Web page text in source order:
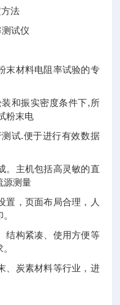
法
试仪
末材料电阻率试验的专
和振实密度条件下,所
粉末电
试.便于进行有效数据
。主机包括高灵敏的直
源测量
置，页面布局合理，人
结构紧凑、使用方便等
、炭素材料等行业，进